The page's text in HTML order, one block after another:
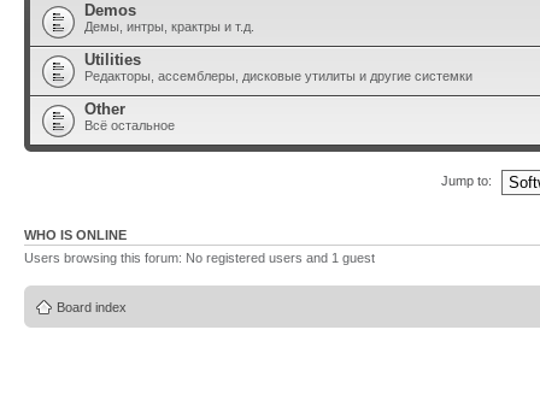
Demos
Демы, интры, крактры и т.д.
Utilities
Редакторы, ассемблеры, дисковые утилиты и другие системки
Other
Всё остальное
Jump to:
WHO IS ONLINE
Users browsing this forum: No registered users and 1 guest
Board index